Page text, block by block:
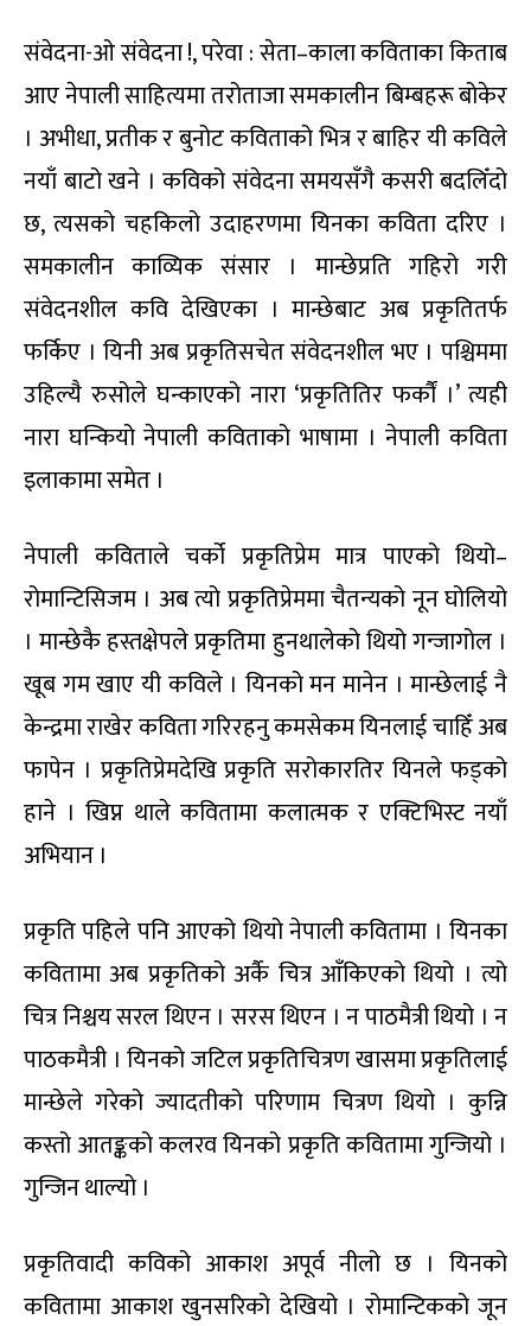
संवेदना-ओ संवेदना !, परेवा : सेता–काला कविताका किताब
आए नेपाली साहित्यमा तरोताजा समकालीन बिम्बहरू बोकेर
। अभीधा, प्रतीक र बुनोट कविताको भित्र र बाहिर यी कविले
नयाँ बाटो खने । कविको संवेदना समयसँगै कसरी बदलिँदो
छ, त्यसको चहकिलो उदाहरणमा यिनका कविता दरिए ।
समकालीन काव्यिक संसार । मान्छेप्रति गहिरो गरी
संवेदनशील कवि देखिएका । मान्छेबाट अब प्रकृतितर्फ
फर्किए । यिनी अब प्रकृतिसचेत संवेदनशील भए । पश्चिममा
उहिल्यै रुसोले घन्काएको नारा ‘प्रकृतितिर फर्कौं ।’ त्यही
नारा घन्कियो नेपाली कविताको भाषामा । नेपाली कविता
इलाकामा समेत ।
नेपाली कविताले चर्को प्रकृतिप्रेम मात्र पाएको थियो–
रोमान्टिसिजम । अब त्यो प्रकृतिप्रेममा चैतन्यको नून घोलियो
। मान्छेकै हस्तक्षेपले प्रकृतिमा हुनथालेको थियो गन्जागोल ।
खूब गम खाए यी कविले । यिनको मन मानेन । मान्छेलाई नै
केन्द्रमा राखेर कविता गरिरहनु कमसेकम यिनलाई चाहिँ अब
फापेन । प्रकृतिप्रेमदेखि प्रकृति सरोकारतिर यिनले फड्को
हाने । खिप्न थाले कवितामा कलात्मक र एक्टिभिस्ट नयाँ
अभियान ।
प्रकृति पहिले पनि आएको थियो नेपाली कवितामा । यिनका
कवितामा अब प्रकृतिको अर्कै चित्र आँकिएको थियो । त्यो
चित्र निश्चय सरल थिएन । सरस थिएन । न पाठमैत्री थियो । न
पाठकमैत्री । यिनको जटिल प्रकृतिचित्रण खासमा प्रकृतिलाई
मान्छेले गरेको ज्यादतीको परिणाम चित्रण थियो । कुन्नि
कस्तो आतङ्कको कलरव यिनको प्रकृति कवितामा गुन्जियो ।
गुन्जिन थाल्यो ।
प्रकृतिवादी कविको आकाश अपूर्व नीलो छ । यिनको
कवितामा आकाश खुनसरिको देखियो । रोमान्टिकको जून